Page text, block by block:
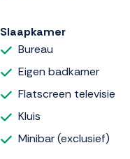
Slaapkamer
Bureau
Eigen badkamer
Flatscreen televisie
Kluis
Minibar (exclusief)